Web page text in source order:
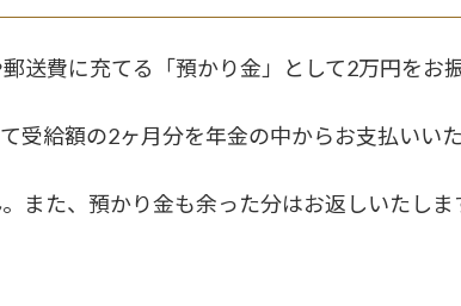
送費に充てる「預かり金」として2万円をお
受給額の2ヶ月分を年金の中からお支払いいた
また、預かり金も余った分はお返しいたしま